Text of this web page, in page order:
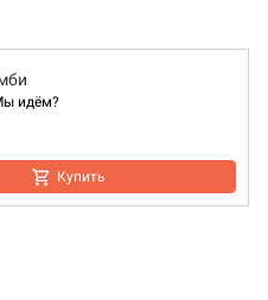
идём?
Купить